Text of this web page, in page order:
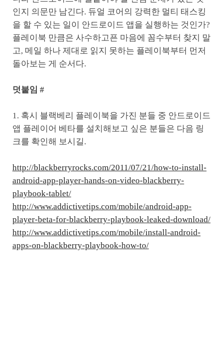
인지 의문만 남긴다. 듀얼 코어의 강력한 멀티 태스킹
을 할 수 있는 일이 안드로이드 앱을 실행하는 것인가?
플레이북 만큼은 사수하고픈 마음에 꼼수부터 찾지 말
고, 메일 하나 제대로 읽지 못하는 플레이북부터 먼저
돌아보는 게 순서다.
덧붙임 #
1. 혹시 블랙베리 플레이북을 가진 분들 중 안드로이드
앱 플레이어 베타를 설치해보고 싶은 분들은 다음 링
크를 확인해 보시길.
http://blackberryrocks.com/2011/07/21/how-to-install-
android-app-player-hands-on-video-blackberry-
playbook-tablet/
http://www.addictivetips.com/mobile/android-app-
player-beta-for-blackberry-playbook-leaked-download/
http://www.addictivetips.com/mobile/install-android-
apps-on-blackberry-playbook-how-to/